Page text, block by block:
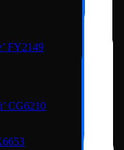
FY2149
CG6210